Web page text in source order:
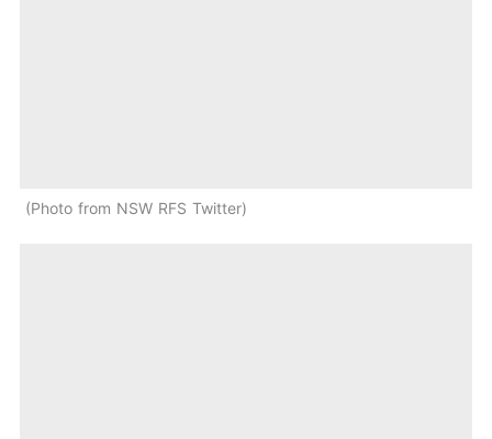
Photo from NSW RFS Twitter